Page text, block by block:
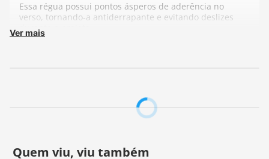
Essa régua possui pontos ásperos de aderência no
verso, tornando-a antiderrapante e evitando deslizes
durante o projeto.
Ver mais